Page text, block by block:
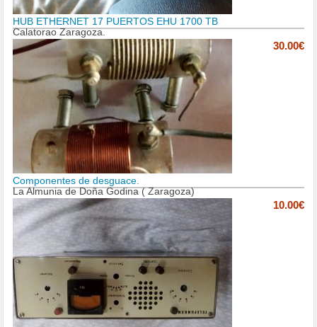
HUB ETHERNET 17 PUERTOS EHU 1700 TB
Calatorao Zaragoza.
30.00€
Componentes de desguace.
La Almunia de Doña Godina ( Zaragoza)
10.00€